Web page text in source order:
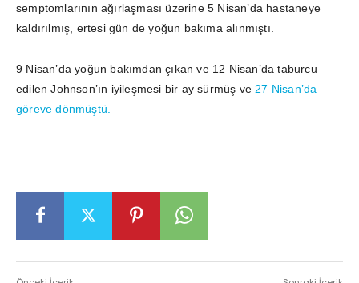
semptomlarının ağırlaşması üzerine 5 Nisan’da hastaneye
kaldırılmış, ertesi gün de yoğun bakıma alınmıştı.
9 Nisan’da yoğun bakımdan çıkan ve 12 Nisan’da taburcu
edilen Johnson’ın iyileşmesi bir ay sürmüş ve 27 Nisan’da
göreve dönmüştü.